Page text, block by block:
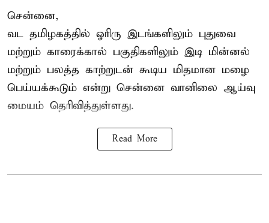
சென்னை,
வட தமிழகத்தில் ஓரிரு இடங்களிலும் புதுவை
மற்றும் காரைக்கால் பகுதிகளிலும் இடி மின்னல்
மற்றும் பலத்த காற்றுடன் கூடிய மிதமான மழை
பெய்யக்கூடும் என்று சென்னை வானிலை ஆய்வு
மையம் தெரிவித்துள்ளது.
Read More